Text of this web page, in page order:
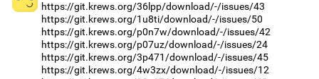
https://git.krews.org/36lpp/download/-/issues/43
https://git.krews.org/1u8ti/download/-/issues/50
https://git.krews.org/p0n7w/download/-/issues/42
https://git.krews.org/p07uz/download/-/issues/24
https://git.krews.org/3p471/download/-/issues/45
https://git.krews.org/4w3zx/download/-/issues/12